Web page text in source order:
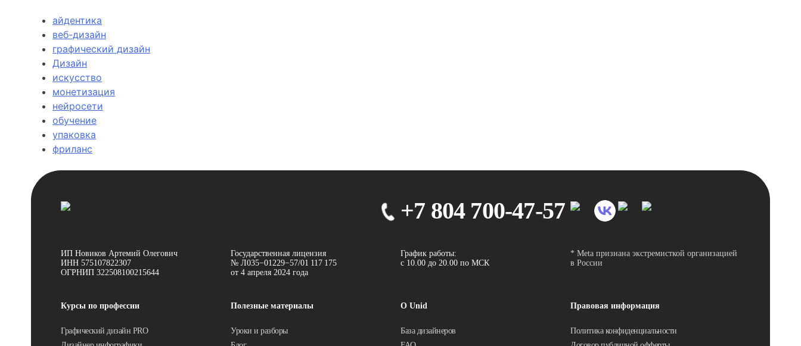
айдентика
веб-дизайн
графический дизайн
Дизайн
искусство
монетизация
нейросети
обучение
упаковка
фриланс
+7 804 700-47-57
ИП Новиков Артемий Олегович
ИНН 575107822307
ОГРНИП 322508100215644
Государственная лицензия
№ Л035−01229−57/01 117 175
от 4 апреля 2024 года
График работы:
с 10.00 до 20.00 по МСК
* Meta признана экстремисткой организацией
в России
Курсы по профессии
Графический дизайн PRO
Полезные материалы
Уроки и разборы
О Unid
База дизайнеров
Правовая информация
Политика конфиденциальности